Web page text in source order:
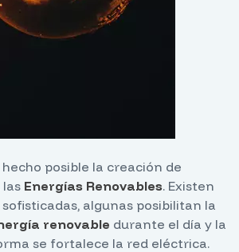
posible la creación de
las Energías Renovables. Existen
algunas posibilitan la
renovable durante el día y la
se fortalece la red eléctrica.